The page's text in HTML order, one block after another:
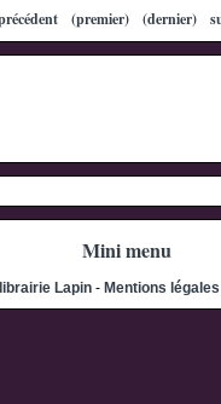
(premier) (dernier)
Mini menu
Lapin - Mentions